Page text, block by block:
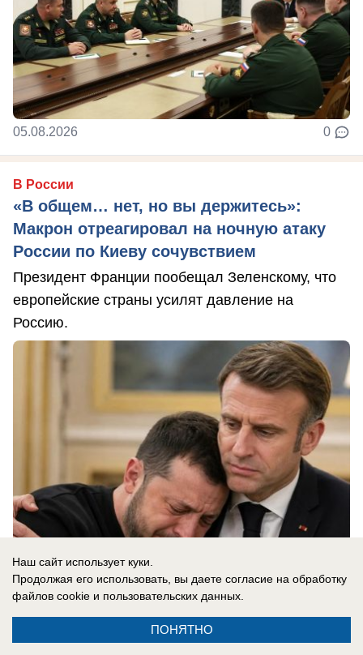
05.08.2026 0
В России
«В общем… нет, но вы держитесь»:
Макрон отреагировал на ночную атаку
России по Киеву сочувствием
Президент Франции пообещал Зеленскому, что
европейские страны усилят давление на
Россию.
05.08.2026
Наш сайт использует куки.
Продолжая его использовать, вы даете согласие на обработку
файлов cookie и пользовательских данных.
ПОНЯТНО